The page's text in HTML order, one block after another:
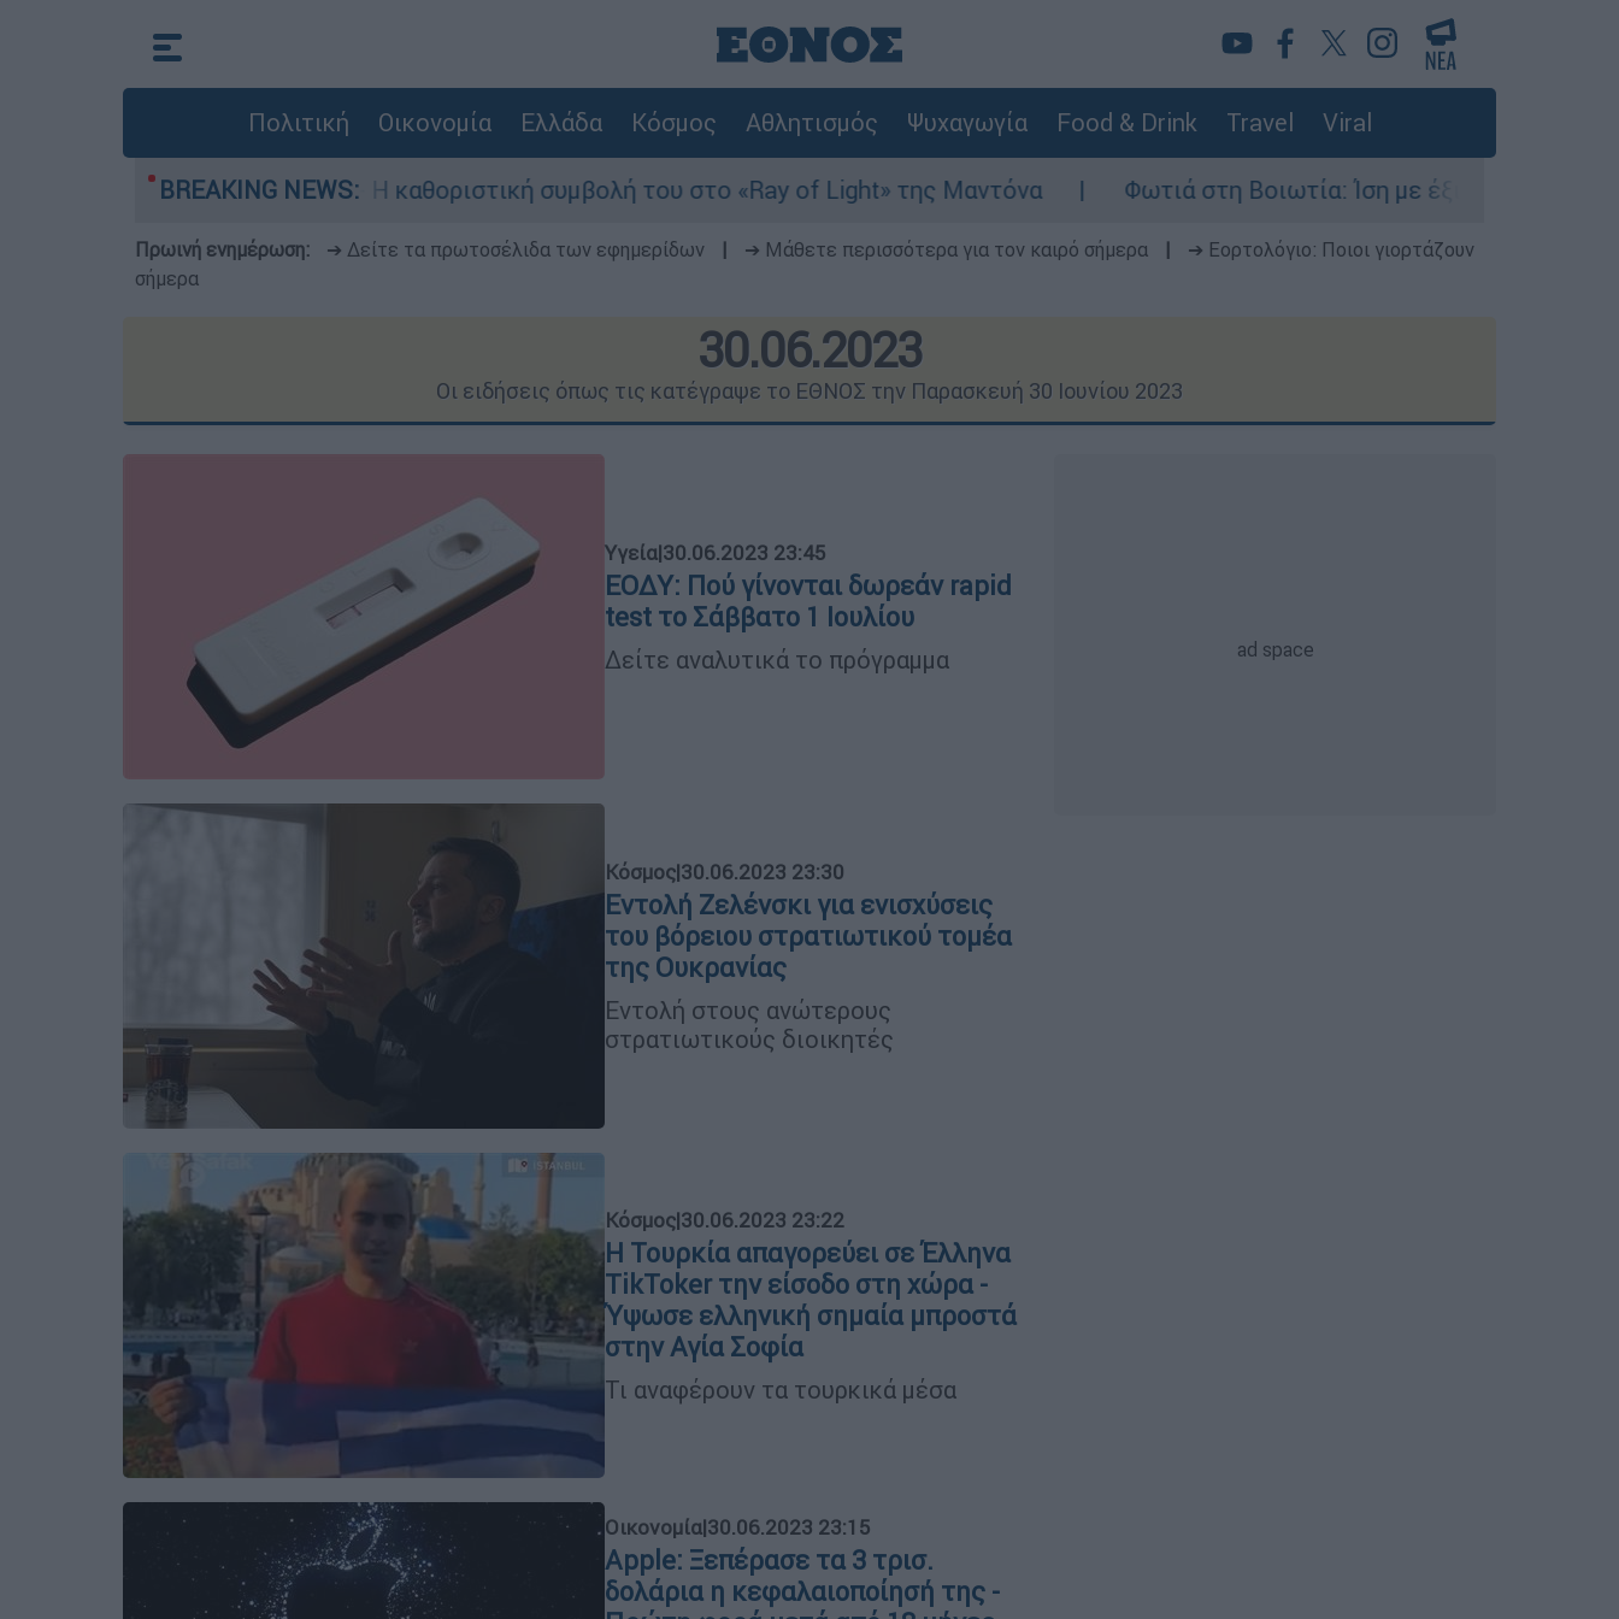
Πολιτική Οικονομία Ελλάδα Κόσμος Αθλητισμός Ψυχαγωγία Food & Drink Travel Viral
BREAKING NEWS:
Όρμπιτ - Η καθοριστική συμβολή του στο «Ray of Light» της Μαντόνα Φωτιά στη Βοιωτία: Ίση με έξι ατομικές βόμβες της
Πρωινή ενημέρωση: ➔ Δείτε τα πρωτοσέλιδα των εφημερίδων ➔ Μάθετε περισσότερα για τον καιρό σήμερα
➔ Εορτολόγιο: Ποιοι γιορτάζουν
σήμερα
30.06.2023
Οι ειδήσεις όπως τις κατέγραψε το ΕΘΝΟΣ την Παρασκευή 30 Ιουνίου 2023
Υγεία|30.06.2023 23:45
ΕΟΔΥ: Πού γίνονται δωρεάν rapid
test το Σάββατο 1 Ιουλίου
Δείτε αναλυτικά το πρόγραμμα
Κόσμος|30.06.2023 23:30
Εντολή Ζελένσκι για ενισχύσεις
του βόρειου στρατιωτικού τομέα
της Ουκρανίας
Εντολή στους ανώτερους
στρατιωτικούς διοικητές
Κόσμος|30.06.2023 23:22
Η Τουρκία απαγορεύει σε Έλληνα
TikToker την είσοδο στη χώρα -
Ύψωσε ελληνική σημαία μπροστά
στην Αγία Σοφία
Τι αναφέρουν τα τουρκικά μέσα
Οικονομία|30.06.2023 23:15
Apple: Ξεπέρασε τα 3 τρισ.
δολάρια η κεφαλαιοποίησή της -